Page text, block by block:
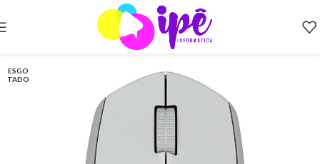
ESGO
TADO